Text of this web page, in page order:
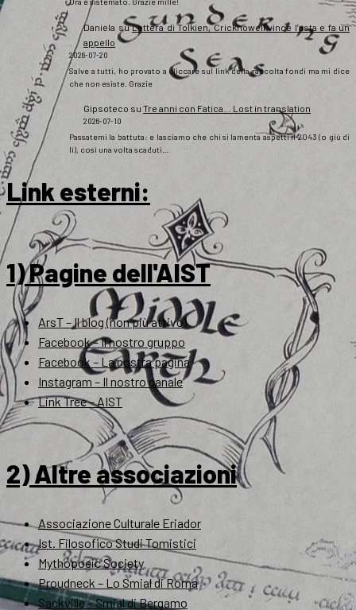
Daniela suLettera di Tolkien, Crickhowell vince l’asta e fa un
appello
2026-07-20
Salve a tutti, ho provato a cliccare sul link della raccolta fondi ma mi dice
che non esiste. Grazie
Gipsoteco su Tre anni con Fatica… Lost in translation
2026-07-10
Passatemi la battuta: e lasciamo che chi si lamenta aspetti il 2043 (o giù di
lì), così una volta scaduti…
Link esterni:
1) Pagine dell'AIST
ArsT – Il blog (non più attivo)
Facebook – Il nostro gruppo
Facebook – La nostra pagina
Instagram – Il nostro canale
Link Tree – AIST
2) Altre associazioni
Associazione Culturale Eriador
Ist. Filosofico Studi Tomistici
Mythopoeic Society
Proudneck – Lo Smial di Roma
Sackville – Smial di Bergamo